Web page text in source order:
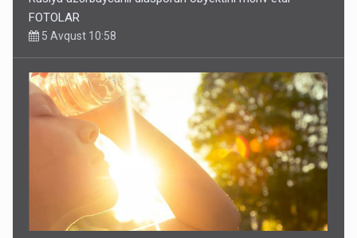
FOTOLAR
5 Avqust 10:58